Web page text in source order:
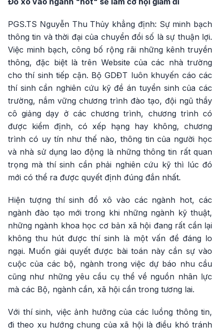
PGS.TS Nguyễn Thu Thủy khẳng định: Sự minh bạch
thông tin và thời đại của chuyển đổi số là sự thuận lợi.
Việc minh bạch, công bố rộng rãi những kênh truyền
thông, đặc biệt là trên Website của các nhà trường
cho thí sinh tiếp cận. Bộ GDĐT luôn khuyến cáo các
thí sinh cần nghiên cứu kỹ đề án tuyển sinh của các
trường, nắm vững chương trình đào tạo, đội ngũ thầy
cô giảng dạy ở các chương trình, chương trình có
được kiểm định, có xếp hạng hay không, chương
trình có uy tín như thế nào, thông tin của người học
và nhà sử dụng lao động là những thông tin rất quan
trọng mà thí sinh cần phải nghiên cứu kỹ thì lúc đó
mới có thể ra được quyết định đúng đắn nhất.
Hiện tượng thí sinh đổ xô vào các ngành hot, các
ngành đào tạo mới trong khi những ngành kỹ thuật,
những ngành khoa học cơ bản xã hội đang rất cần lại
không thu hút được thí sinh là một vấn đề đáng lo
ngại. Muốn giải quyết được bài toán này cần sự vào
cuộc của các bộ, ngành trong việc dự báo nhu cầu
cũng như những yêu cầu cụ thể về nguồn nhân lực
mà các Bộ, ngành cần, xã hội cần trong tương lai.
Với thí sinh, việc ảnh hưởng của các luồng thông tin,
đi theo xu hướng chung của xã hội là điều khó tránh